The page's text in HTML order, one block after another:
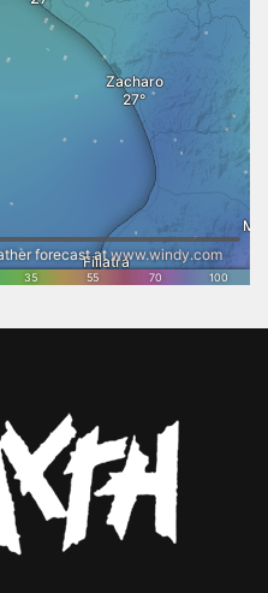
σε όλες τις απαραίτητες
με τους φορείς
να βρίσκεται σε απόλυτη
απώλεια των τριών
πιο τραγικό τρόπο ότι η μάχη
και πολλές φορές άνιση.
να κάνουμε όλοι το καθήκον
που κατέχει. Απευθύνω έκκληση
πιστά τις οδηγίες των
ενέργεια που μπορεί να
ζωές, προστατεύει το
των πολιτών. Με
μπορούμε να
πρόκληση.»
η αντιδήμαρχος
Κουσκουρή, η οποία τόνισε
που έγινε κορυφαίος
Ηλεία και όλη την Ελλάδα.
συνδιοργανωτές, την
τον πρόεδρό της κ.Θανάση
με την οικονομική του
η εκδήλωση να γίνει
Δημάρχους της Ηλείας. Να
η βοήθεια για την υλοποίηση της
συνεργασία με τους εθελοντές
Παραβρέθηκαν ο πρ. υφυπουργός
ο επίσης
ο πρ. υπουργός κ.
Δρακόπουλος, ο πρόεδρος του
Κυριαζής, ο πρ.
Ηλείας κ. Δημ.
κ. Ζαχαρούλα
και αρχών, εργαζόμενοι